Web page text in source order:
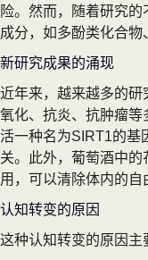
险。然而，随着研究
成分，如多酚类化合物
新研究成果的涌现
近年来，越来越多的
氧化、抗炎、抗肿瘤
活一种名为SIRT1的基
关。此外，葡萄酒中
用，可以清除体内的自
认知转变的原因
这种认知转变的原因主